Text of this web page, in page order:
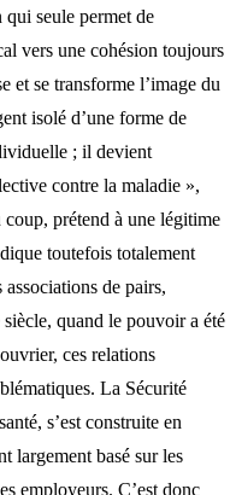
qui seule permet de
vers une cohésion toujours
et se transforme l’image du
isolé d’une forme de
; il devient
contre la maladie »,
prétend à une légitime
toutefois totalement
associations de pairs,
quand le pouvoir a été
ces relations
La Sécurité
s’est construite en
largement basé sur les
employeurs. C’est donc